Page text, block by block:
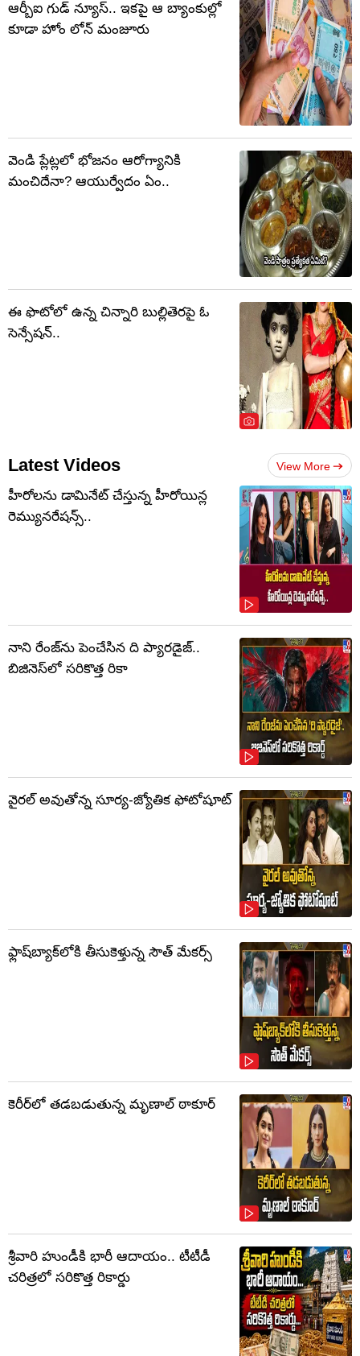
ఆర్బీఐ గుడ్ న్యూస్.. ఇకపై ఆ బ్యాంకుల్లో
కూడా హోం లోన్ మంజూరు
వెండి ప్లేట్లలో భోజనం ఆరోగ్యానికి
మంచిదేనా? ఆయుర్వేదం ఏం..
ఈ ఫొటోలో ఉన్న చిన్నారి బుల్లితెరపై ఓ
సెన్సేషన్..
Latest Videos View More
హీరోలను డామినేట్ చేస్తున్న హీరోయిన్ల
రెమ్యునరేషన్స్..
నాని రేంజ్‌ను పెంచేసిన ది ప్యారడైజ్..
బిజినెస్‌లో సరికొత్త రికా
వైరల్ అవుతోన్న సూర్య-జ్యోతిక ఫోటోషూట్
ఫ్లాష్‌బ్యాక్‌లోకి తీసుకెళ్తున్న సౌత్‌ మేకర్స్‌
కెరీర్‌లో తడబడుతున్న మృణాల్ ఠాకూర్
శ్రీవారి హుండీకి భారీ ఆదాయం.. టీటీడీ
చరిత్రలో సరికొత్త రికార్డు